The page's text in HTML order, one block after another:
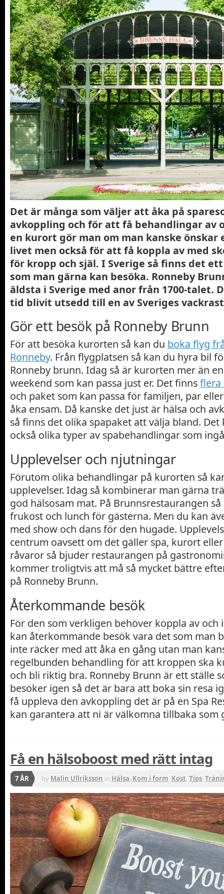
Det är många som väljer att åka på
avkoppling och för att få behandlingar av
en kurort gör man om man kanske önskar
livet men också för att få koppla av med
för kropp och själ. I Sverige så finns det
som man gärna kan besöka. Ronneby
äldsta i Sverige med anor från 1700-talet.
tid blivit utsedd till en av Sveriges
Gör ett besök på Ronneby Brunn
För att besöka kurorten så kan du boka flyg
Ronneby. Från flygplatsen så kan du hyra bil
Ronneby brunn. Idag så är kurorten mer än
weekend som kan passa just er. Det finnsflera
och paket som kan passa för familjen, par
åka ensam. Då kanske det just är hälsa och
så finns det olika spapaket att välja bland. Det
också olika typer av spabehandlingar som
Upplevelser och njutningar
Förutom olika behandlingar på kurorten så
upplevelser. Idag så kombinerar man gärna
god hälsosam mat. På Brunnsrestaurangen
frukost och lunch för gästerna. Men du kan
med show och dans för den hugade.
centrum oavsett om det gäller spa, kurort
råvaror så bjuder restaurangen på
kommer troligtvis att må så mycket bättre
på Ronneby Brunn.
Återkommande besök
För den som verkligen behöver koppla av och
kan återkommande besök vara det som man
inte räcker med att åka en gång utan man
regelbunden behandling för att kroppen ska
och bli riktig bra. Ronneby Brunn är ett ställe
besöker igen så det är bara att boka sin resa
få uppleva den avkoppling det är på en Spa
kan garantera att ni är välkomna tillbaka som
Få en hälsoboost med rätt intag
7 ÅR by Malin Ullriksson in Hälsa, Kom i form, Kost, Tips,